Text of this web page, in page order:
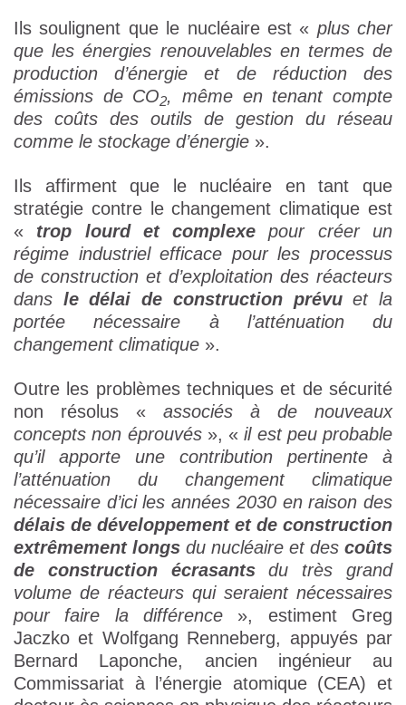
Ils soulignent que le nucléaire est « plus cher
que les énergies renouvelables en termes de
production d’énergie et de réduction des
émissions de CO2, même en tenant compte
des coûts des outils de gestion du réseau
comme le stockage d’énergie ».
Ils affirment que le nucléaire en tant que
stratégie contre le changement climatique est
« trop lourd et complexe
pour créer un
régime industriel efficace pour les processus
de construction et d’exploitation des réacteurs
dans le délai de construction prévuet la
portée nécessaire à l’atténuation du
changement climatique ».
Outre les problèmes techniques et de sécurité
non résolus « associés à de nouveaux
concepts non éprouvés», «il est peu probable
qu’il apporte une contribution pertinente à
l’atténuation du changement climatique
nécessaire d’ici les années 2030 en raison des
délais de développement et de construction
extrêmement longs du nucléaire et des coûts
de construction écrasantsdu très grand
volume de réacteurs qui seraient nécessaires
pour faire la différence », estiment Greg
Jaczko et Wolfgang Renneberg, appuyés par
Bernard Laponche, ancien ingénieur au
Commissariat à l’énergie atomique (CEA) et